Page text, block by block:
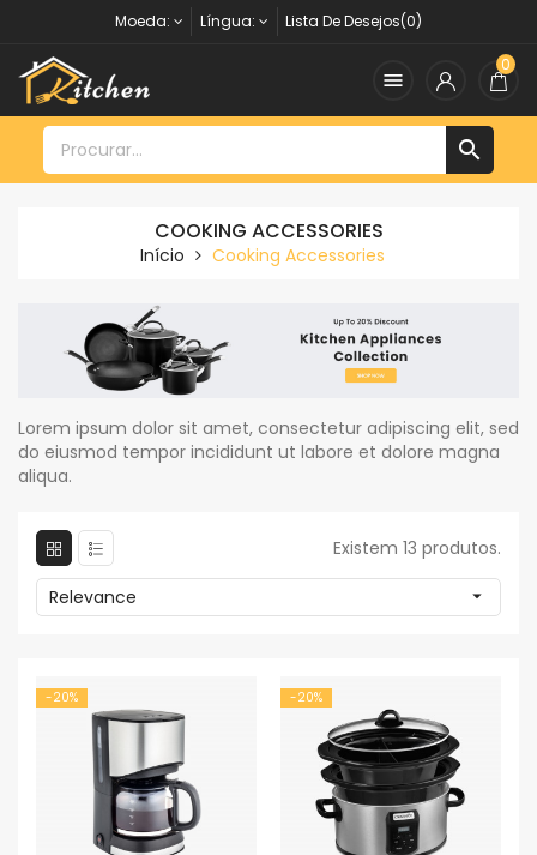
Moeda: Língua: Lista De Desejos(0)

0

COOKING ACCESSORIES
Início Cooking Accessories
Lorem ipsum dolor sit amet, consectetur adipiscing elit, sed
do eiusmod tempor incididunt ut labore et dolore magna
aliqua.
Existem 13 produtos.
Relevance 
-20% -20%